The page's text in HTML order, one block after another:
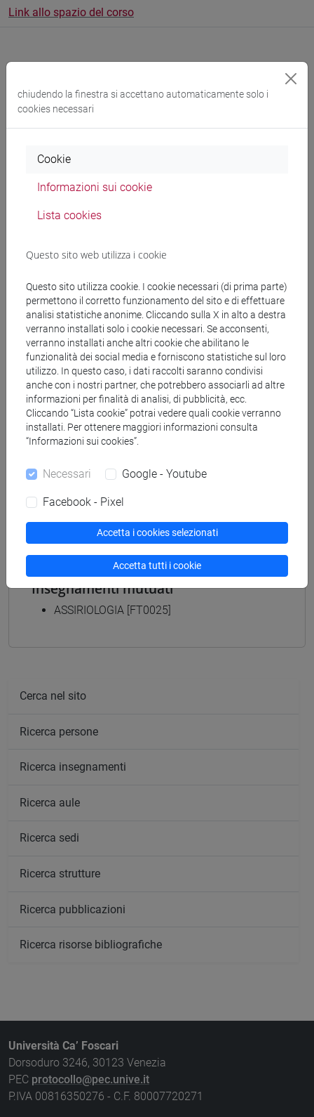
Link allo spazio del corso
Docenti e corsi di laurea
Docenti
Materiali didattici
Materiali su Moodle
Corsi di studio e percorsi
[FT1] CONSERVAZIONE E GESTIONE DEI BENI
E DELLE ATTIVITÀ CULTURALI - Laurea
archeologico
scienze dell'antichità
storico - mediterraneo antico e medievale
Insegnamenti mutuati
ASSIRIOLOGIA [FT0025]
Cerca nel sito
Ricerca persone
Ricerca insegnamenti
Ricerca aule
Ricerca sedi
Ricerca strutture
Ricerca pubblicazioni
Ricerca risorse bibliografiche
Università Ca’ Foscari
Dorsoduro 3246, 30123 Venezia
PEC protocollo@pec.unive.it
P.IVA 00816350276 - C.F. 80007720271
chiudendo la finestra si accettano automaticamente solo i
cookies necessari
Cookie
Informazioni sui cookie
Lista cookies
Questo sito web utilizza i cookie
Questo sito utilizza cookie. I cookie necessari (di prima parte)
permettono il corretto funzionamento del sito e di effettuare
analisi statistiche anonime. Cliccando sulla X in alto a destra
verranno installati solo i cookie necessari. Se acconsenti,
verranno installati anche altri cookie che abilitano le
funzionalità dei social media e forniscono statistiche sul loro
utilizzo. In questo caso, i dati raccolti saranno condivisi
anche con i nostri partner, che potrebbero associarli ad altre
informazioni per finalità di analisi, di pubblicità, ecc.
Cliccando “Lista cookie” potrai vedere quali cookie verranno
installati. Per ottenere maggiori informazioni consulta
“Informazioni sui cookies”.
Necessari Google - Youtube
Facebook - Pixel
Accetta i cookies selezionati
Accetta tutti i cookie